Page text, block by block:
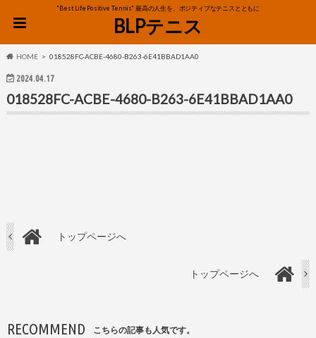
"Best Life Positive Tennis" 最高の人生を、ポジティブなテニスとともに
BLPテニス
HOME 018528FC-ACBE-4680-B263-6E41BBAD1AA0
2024.04.17
018528FC-ACBE-4680-B263-6E41BBAD1AA0
トップページへ
トップページへ
RECOMMEND こちらの記事も人気です。